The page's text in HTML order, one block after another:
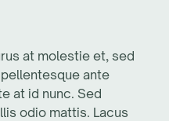
at molestie et, sed
ante
at id nunc. Sed
odio mattis. Lacus